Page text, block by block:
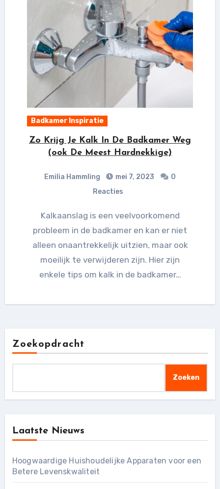
Badkamer Inspiratie
Zo Krijg Je Kalk In De Badkamer Weg
(ook De Meest Hardnekkige)
Emilia Hammling mei 7, 2023
0
Reacties
Kalkaanslag is een veelvoorkomend
probleem in de badkamer en kan er niet
alleen onaantrekkelijk uitzien, maar ook
moeilijk te verwijderen zijn. Hier zijn
enkele tips om kalk in de badkamer…
Zoekopdracht
Zoeken
Laatste Nieuws
Hoogwaardige Huishoudelijke Apparaten voor een
Betere Levenskwaliteit